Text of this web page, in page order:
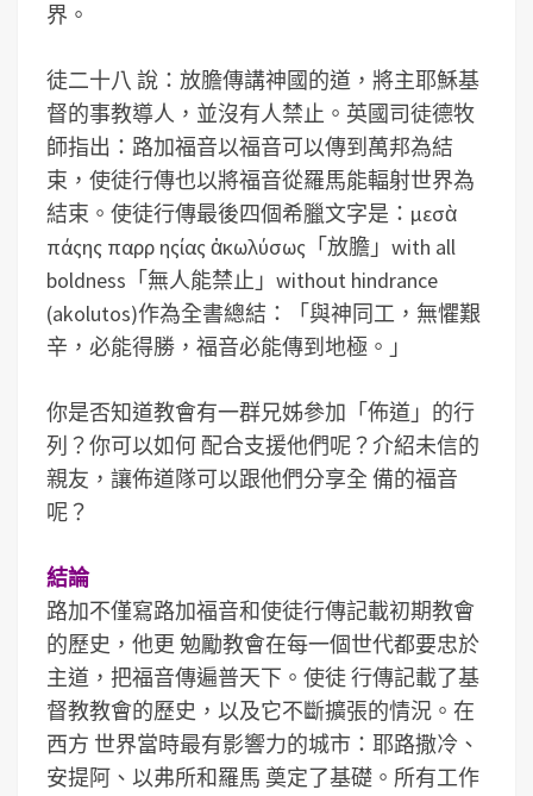
界。
徒二十八 說：放膽傳講神國的道，將主耶穌基
督的事教導人，並沒有人禁止。英國司徒德牧
師指出：路加福音以福音可以傳到萬邦為結
束，使徒行傳也以將福音從羅馬能輻射世界為
結束。使徒行傳最後四個希臘文字是：μεσὰ
πάςης παρρ ηςίας ἀκωλύσως「放膽」with all
boldness「無人能禁止」without hindrance
(akolutos)作為全書總結：「與神同工，無懼艱
辛，必能得勝，福音必能傳到地極。」
你是否知道教會有一群兄姊參加「佈道」的行
列？你可以如何 配合支援他們呢？介紹未信的
親友，讓佈道隊可以跟他們分享全 備的福音
呢？
結論
路加不僅寫路加福音和使徒行傳記載初期教會
的歷史，他更 勉勵教會在每一個世代都要忠於
主道，把福音傳遍普天下。使徒 行傳記載了基
督教教會的歷史，以及它不斷擴張的情況。在
西方 世界當時最有影響力的城市：耶路撒冷、
安提阿、以弗所和羅馬 奠定了基礎。所有工作